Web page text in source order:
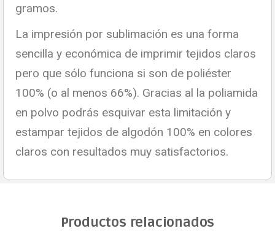
gramos.
La impresión por sublimación es una forma
sencilla y económica de imprimir tejidos claros
pero que sólo funciona si son de poliéster
100% (o al menos 66%). Gracias al la poliamida
en polvo podrás esquivar esta limitación y
estampar tejidos de algodón 100% en colores
claros con resultados muy satisfactorios.
Productos relacionados